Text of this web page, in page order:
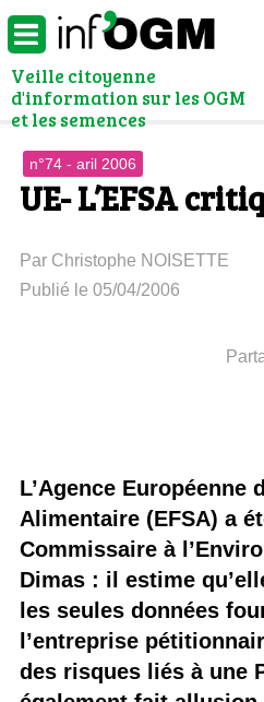
Veille citoyenne
d'information sur les OGM
et les semences
n°74 - aril 2006
UE- L’EFSA
Par Christophe NOISETTE
Publié le 05/04/2006
L’Agence Européenne
Alimentaire (EFSA) a
Commissaire à
Dimas : il estime
les seules données
l’entreprise
des risques liés à une